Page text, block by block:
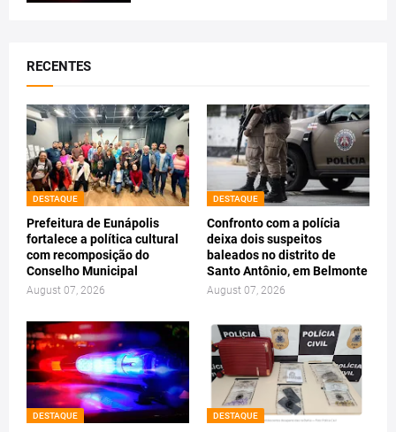
RECENTES
DESTAQUE
Prefeitura de Eunápolis
fortalece a política cultural
com recomposição do
Conselho Municipal
August 07, 2026
DESTAQUE
Confronto com a polícia
deixa dois suspeitos
baleados no distrito de
Santo Antônio, em Belmonte
August 07, 2026
DESTAQUE DESTAQUE